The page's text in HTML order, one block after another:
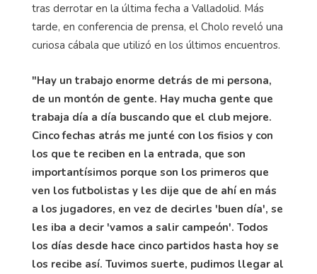
tras derrotar en la última fecha a Valladolid. Más
tarde, en conferencia de prensa, el Cholo reveló una
curiosa cábala que utilizó en los últimos encuentros.
"Hay un trabajo enorme detrás de mi persona,
de un montón de gente. Hay mucha gente que
trabaja día a día buscando que el club mejore.
Cinco fechas atrás me junté con los fisios y con
los que te reciben en la entrada, que son
importantísimos porque son los primeros que
ven los futbolistas y les dije que de ahí en más
a los jugadores, en vez de decirles 'buen día', se
les iba a decir 'vamos a salir campeón'. Todos
los días desde hace cinco partidos hasta hoy se
los recibe así. Tuvimos suerte, pudimos llegar al